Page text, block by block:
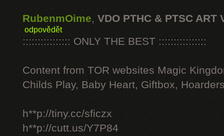
RubenmOime, VDO PTHC & PTSC ART
odpovědět
:::::::::::::::: ONLY THE BEST ::::::::::::::::
Content from TOR websites Magic
Childs Play, Baby Heart, Giftbox,
h**p://tiny.cc/sficzx
h**p://cutt.us/Y7P84